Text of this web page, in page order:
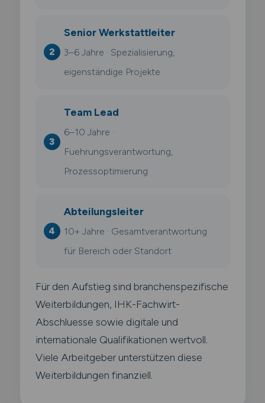
Senior Werkstattleiter
3–6 Jahre · Spezialisierung,
eigenständige Projekte
Team Lead
6–10 Jahre ·
Fuehrungsverantwortung,
Prozessoptimierung
Abteilungsleiter
10+ Jahre · Gesamtverantwortung
für Bereich oder Standort
Für den Aufstieg sind branchenspezifische
Weiterbildungen, IHK-Fachwirt-
Abschluesse sowie digitale und
internationale Qualifikationen wertvoll.
Viele Arbeitgeber unterstützen diese
Weiterbildungen finanziell.